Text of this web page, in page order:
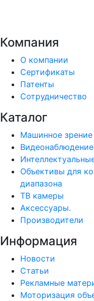
Компания
О компании
Сертификаты
Патенты
Сотрудничество
Каталог
Машинное зрение
Видеонаблюдение
Объективы для
диапазона
ТВ камеры
Аксессуары.
Производители
Информация
Новости
Статьи
Рекламные
Моторизация